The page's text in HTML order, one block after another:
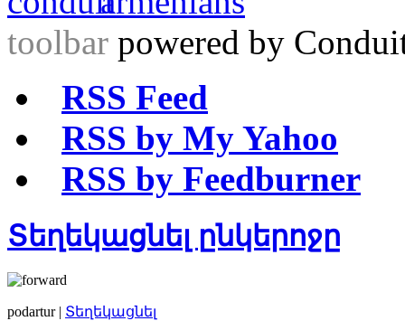
toolbar powered by
RSS Feed
RSS by My Yahoo
RSS by Feedburner
Տեղեկացնել ընկերոջը
podartur | Տեղեկացնել